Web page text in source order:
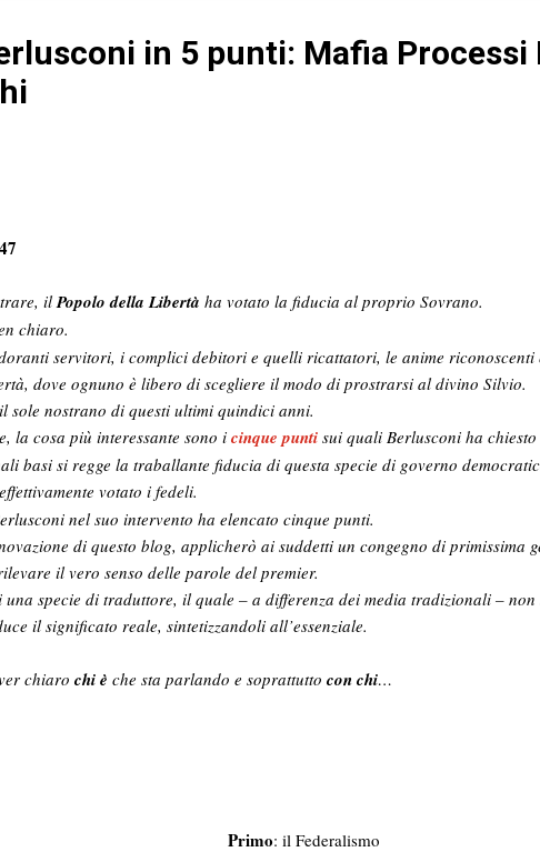
in 5 punti: Mafia Processi
ilPopolo della Libertà ha votato la fiducia al proprio Sovrano.
chiaro.
servitori, i complici debitori e quelli ricattatori, le anime riconoscenti
dove ognuno è libero di scegliere il modo di prostrarsi al divino Silvio.
sole nostrano di questi ultimi quindici anni.
la cosa più interessante sono i cinque punti sui quali Berlusconi ha
basi si regge la traballante fiducia di questa specie di governo
votato i fedeli.
nel suo intervento ha elencato cinque punti.
di questo blog, applicherò ai suddetti un congegno di primissima
il vero senso delle parole del premier.
specie di traduttore, il quale – a differenza dei media tradizionali –
il significato reale, sintetizzandoli all’essenziale.
chiaro chiè che sta parlando e soprattutto con chi…
Primo: il Federalismo